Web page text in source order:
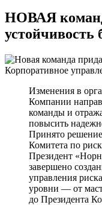
НОВАЯ
устойчивость
Корпоративное
Изменения в
Компании
команды и
повысить
Принято
Комитета по
Президент
завершено
управления
уровни — от
до Президента